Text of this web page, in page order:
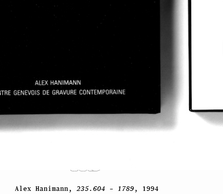
Alex Hanimann, 235.604 – 1789, 1994